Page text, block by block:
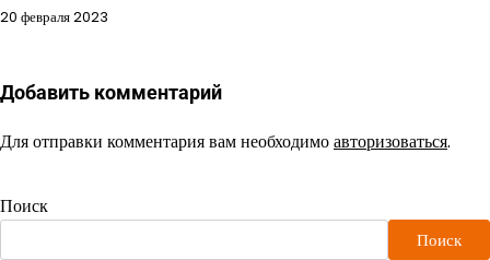
20 февраля 2023
Добавить комментарий
Для отправки комментария вам необходимоавторизоваться.
Поиск
Поиск